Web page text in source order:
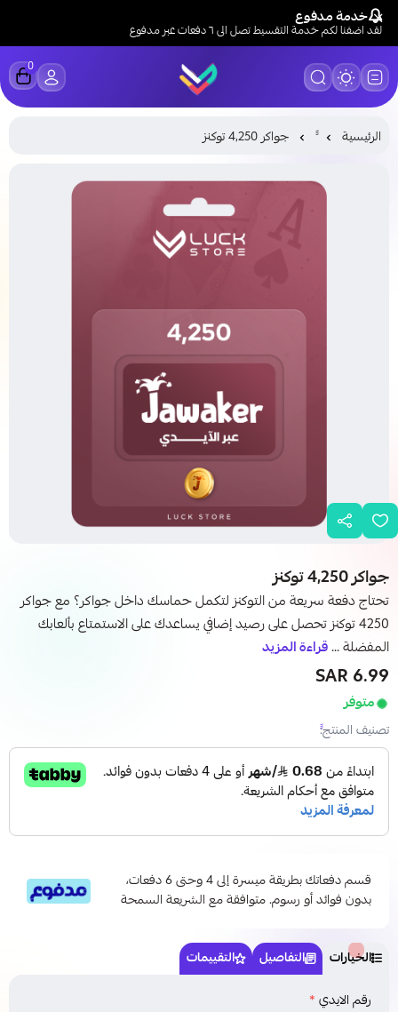
خدمة مدفوع
لقد اضفنا لكم خدمة التقسيط تصل الى ٦ دفعات عبر مدفوع
LUCK STORE
0
الرئيسية جواكر 4,250 توكنز
جواكر 4,250 توكنز
تحتاج دفعة سريعة من التوكنز لتكمل حماسك داخل جواكر؟ مع جواكر
4250 توكنز تحصل على رصيد إضافي يساعدك على الاستمتاع بألعابك
المفضلة ...قراءة المزيد
6.99 SAR
متوفر
تصنيف المنتج:
قسم دفعاتك بطريقة ميسرة إلى 4 وحتى 6 دفعات،
بدون فوائد أو رسوم. متوافقة مع الشريعة السمحة
الخيارات التفاصيل التقييمات
رقم الايدي *